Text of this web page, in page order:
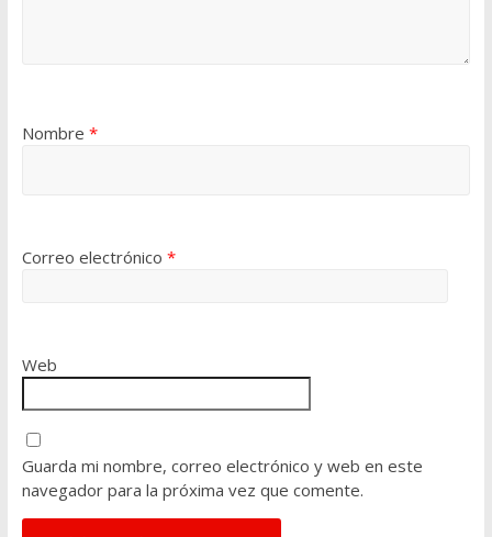
Nombre *
Correo electrónico *
Web
Guarda mi nombre, correo electrónico y web en este
navegador para la próxima vez que comente.